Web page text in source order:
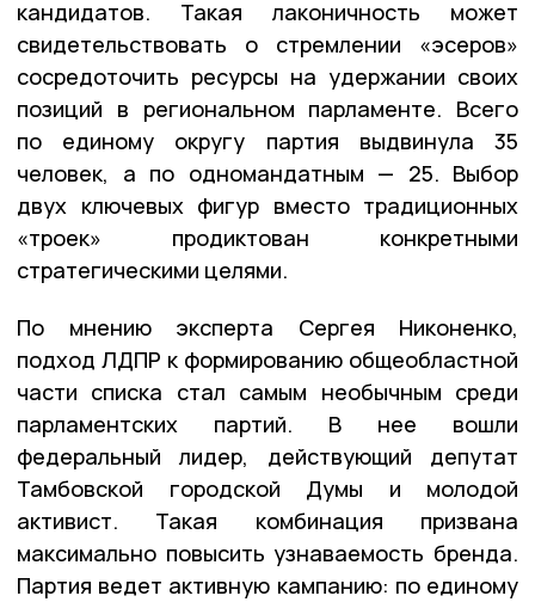
кандидатов. Такая лаконичность может
свидетельствовать о стремлении «эсеров»
сосредоточить ресурсы на удержании своих
позиций в региональном парламенте. Всего
по единому округу партия выдвинула 35
человек, а по одномандатным — 25. Выбор
двух ключевых фигур вместо традиционных
«троек» продиктован конкретными
стратегическими целями.
По мнению эксперта Сергея Никоненко,
подход ЛДПР к формированию общеобластной
части списка стал самым необычным среди
парламентских партий. В нее вошли
федеральный лидер, действующий депутат
Тамбовской городской Думы и молодой
активист. Такая комбинация призвана
максимально повысить узнаваемость бренда.
Партия ведет активную кампанию: по единому